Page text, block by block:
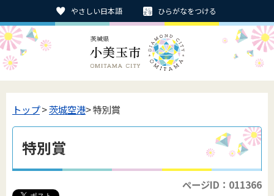
やさしい日本語 ひらがなをつける
トップ>茨城空港> 特別賞
特別賞
ページID：011366